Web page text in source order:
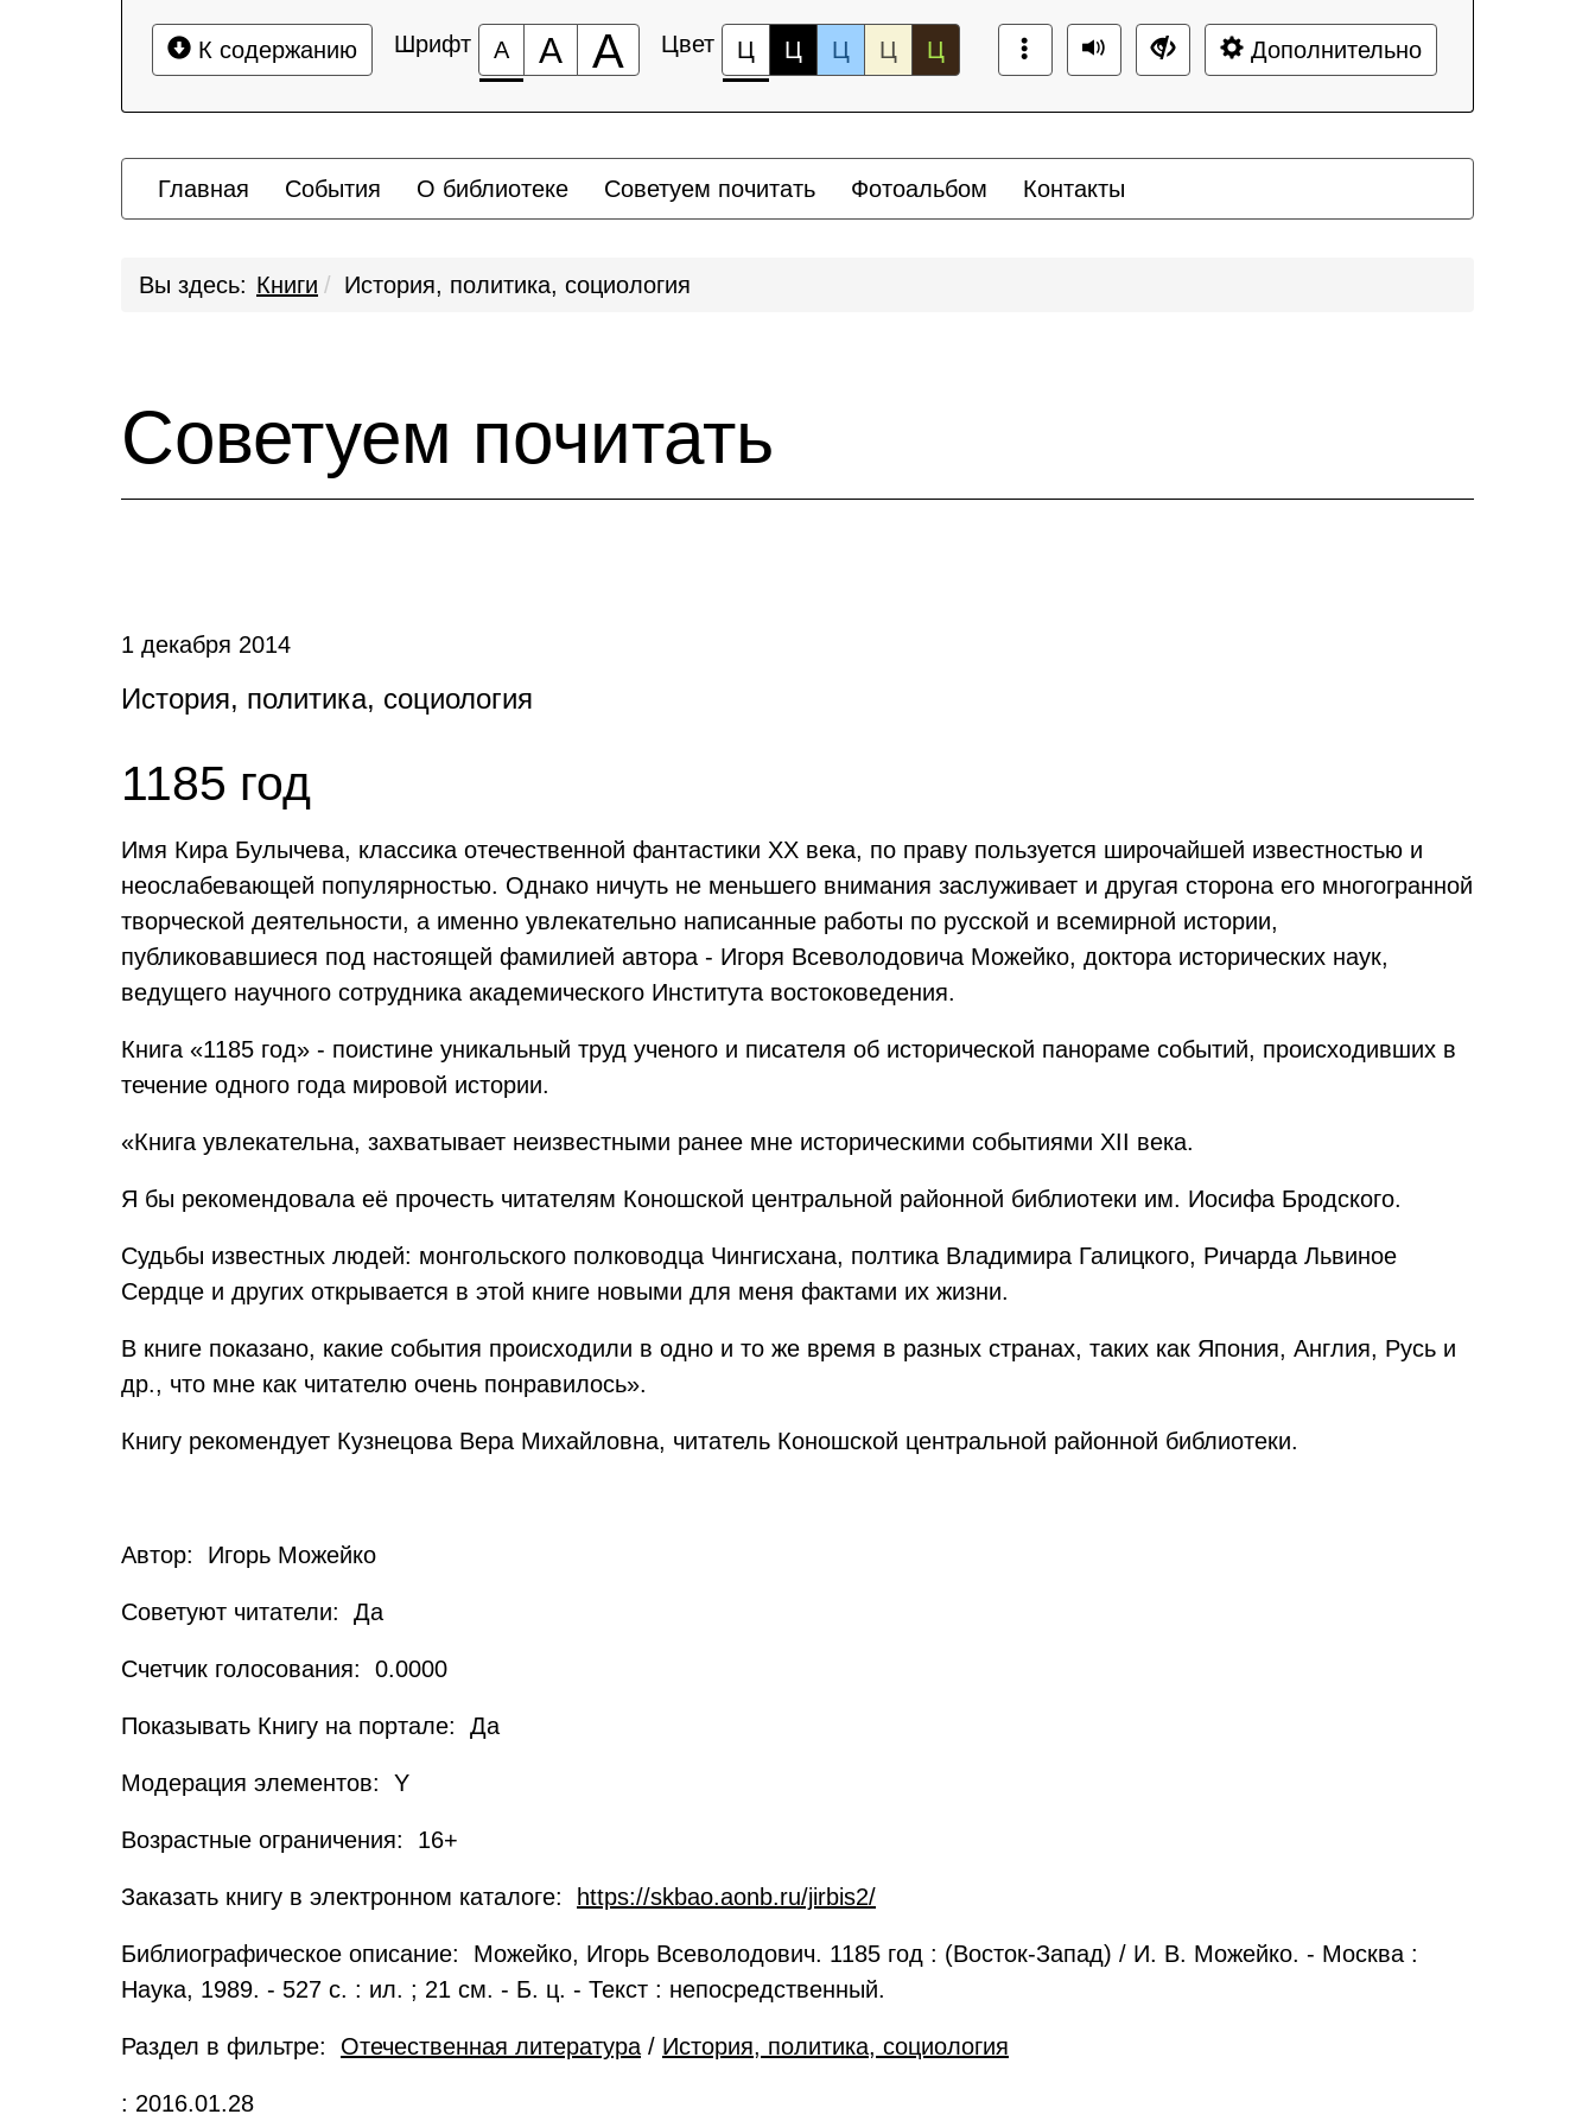
К содержанию Шрифт А А А Цвет Ц Ц Ц Ц Ц Дополнительно
Главная События О библиотеке Советуем почитать Фотоальбом Контакты
Вы здесь: Книги История, политика, социология
Советуем почитать
1 декабря 2014
История, политика, социология
1185 год
Имя Кира Булычева, классика отечественной фантастики ХХ века, по праву пользуется широчайшей известностью и
неослабевающей популярностью. Однако ничуть не меньшего внимания заслуживает и другая сторона его многогранной
творческой деятельности, а именно увлекательно написанные работы по русской и всемирной истории,
публиковавшиеся под настоящей фамилией автора - Игоря Всеволодовича Можейко, доктора исторических наук,
ведущего научного сотрудника академического Института востоковедения.
Книга «1185 год» - поистине уникальный труд ученого и писателя об исторической панораме событий, происходивших в
течение одного года мировой истории.
«Книга увлекательна, захватывает неизвестными ранее мне историческими событиями XII века.
Я бы рекомендовала её прочесть читателям Коношской центральной районной библиотеки им. Иосифа Бродского.
Судьбы известных людей: монгольского полководца Чингисхана, полтика Владимира Галицкого, Ричарда Львиное
Сердце и других открывается в этой книге новыми для меня фактами их жизни.
В книге показано, какие события происходили в одно и то же время в разных странах, таких как Япония, Англия, Русь и
др., что мне как читателю очень понравилось».
Книгу рекомендует Кузнецова Вера Михайловна, читатель Коношской центральной районной библиотеки.
Автор: Игорь Можейко
Советуют читатели: Да
Счетчик голосования: 0.0000
Показывать Книгу на портале: Да
Модерация элементов: Y
Возрастные ограничения: 16+
Заказать книгу в электронном каталоге: https://skbao.aonb.ru/jirbis2/
Библиографическое описание: Можейко, Игорь Всеволодович. 1185 год : (Восток-Запад) / И. В. Можейко. - Москва :
Наука, 1989. - 527 с. : ил. ; 21 см. - Б. ц. - Текст : непосредственный.
Раздел в фильтре: Отечественная литература / История, политика, социология
: 2016.01.28